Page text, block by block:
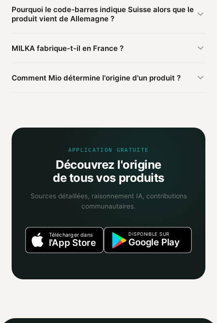
de Pâques - Milka Lapin Blanc 90g de MILKA est fabriqué
enAllemagne (probable). Cette information est basée sur
Pourquoi le code-barres indique Suisse alors que le
produit vient de Allemagne ?
d'enregistrementdu code, pas le lieu de fabrication. Une
MILKA fabrique-t-il en France ?
produits de la marque peuvent être fabriqués ailleurs.
Comment Mio détermine l'origine d'un produit ?
selon la fiabilité des informations trouvées.
APPLICATION GRATUITE
Découvrez l'origine
de tous vos produits
Sources détaillées, raisonnement IA, contributions
communautaires.
Télécharger dans
l'App Store
DISPONIBLE SUR
Google Play